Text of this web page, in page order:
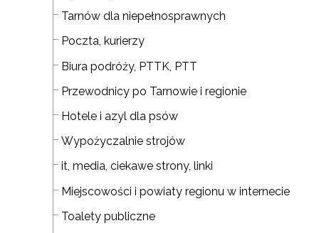
Tarnów dla niepełnosprawnych
Poczta, kurierzy
Biura podróży, PTTK, PTT
Przewodnicy po Tarnowie i regionie
Hotele i azyl dla psów
Wypożyczalnie strojów
it, media, ciekawe strony, linki
Miejscowości i powiaty regionu w internecie
Toalety publiczne